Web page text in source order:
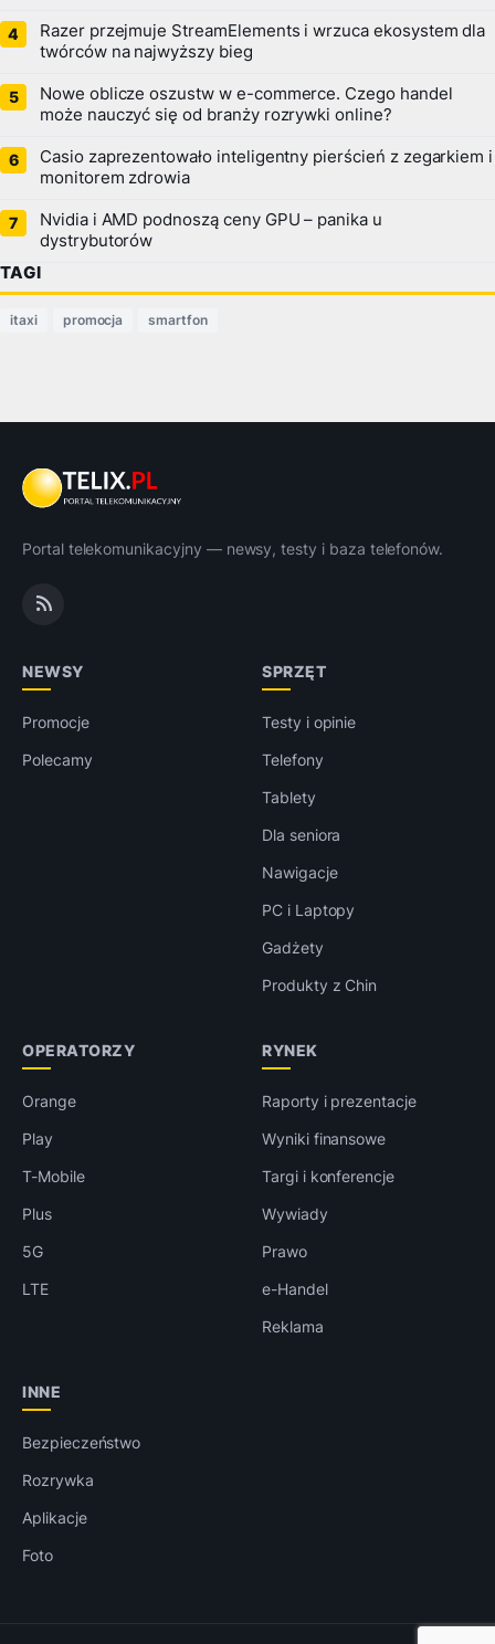
Razer przejmuje StreamElements i wrzuca ekosystem dla
twórców na najwyższy bieg
Nowe oblicze oszustw w e-commerce. Czego handel
może nauczyć się od branży rozrywki online?
Casio zaprezentowało inteligentny pierścień z zegarkiem i
monitorem zdrowia
Nvidia i AMD podnoszą ceny GPU – panika u
dystrybutorów
TAGI
itaxi promocja smartfon
Portal telekomunikacyjny — newsy, testy i baza telefonów.
NEWSY
Promocje
Polecamy
SPRZĘT
Testy i opinie
Telefony
Tablety
Dla seniora
Nawigacje
PC i Laptopy
Gadżety
Produkty z Chin
OPERATORZY
Orange
Play
T-Mobile
Plus
5G
LTE
RYNEK
Raporty i prezentacje
Wyniki finansowe
Targi i konferencje
Wywiady
Prawo
e-Handel
Reklama
INNE
Bezpieczeństwo
Rozrywka
Aplikacje
Foto